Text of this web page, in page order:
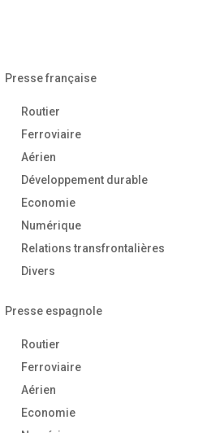
Presse française
Routier
Ferroviaire
Aérien
Développement durable
Economie
Numérique
Relations transfrontalières
Divers
Presse espagnole
Routier
Ferroviaire
Aérien
Economie